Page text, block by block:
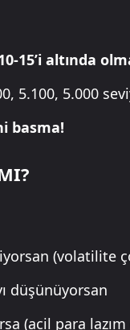
15’i altında
5.100, 5.000
basma!
(volatilite
düşünüyorsan
(acil para